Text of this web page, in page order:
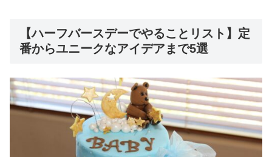
【ハーフバースデーでやることリスト】定
番からユニークなアイデアまで5選